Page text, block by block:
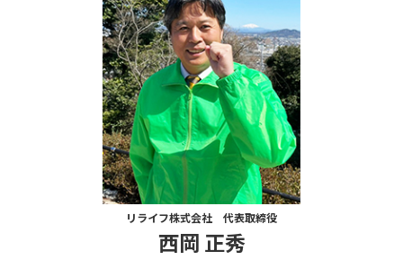
リライフ株式会社 代表取締役
西岡 正秀